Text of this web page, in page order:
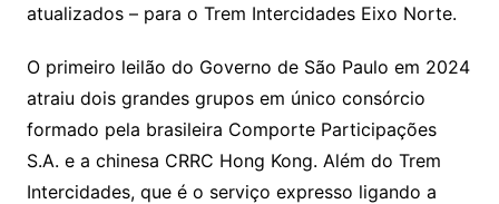
atualizados – para o Trem Intercidades Eixo Norte.
O primeiro leilão do Governo de São Paulo em 2024
atraiu dois grandes grupos em único consórcio
formado pela brasileira Comporte Participações
S.A. e a chinesa CRRC Hong Kong. Além do Trem
Intercidades, que é o serviço expresso ligando a